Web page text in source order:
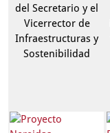
del Secretario y el
Vicerrector de
Infraestructuras y
Sostenibilidad